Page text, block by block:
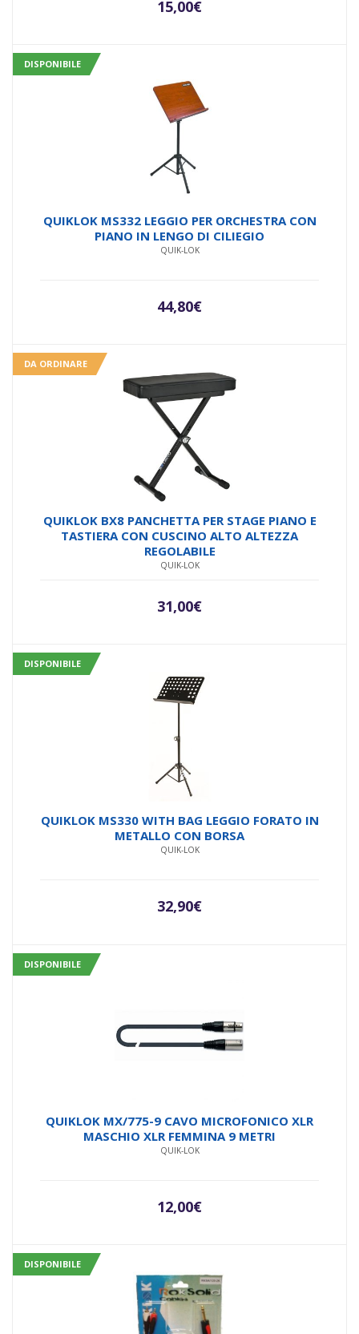
15,00€
DISPONIBILE
QUIKLOK MS332 LEGGIO PER ORCHESTRA CON
PIANO IN LENGO DI CILIEGIO
QUIK-LOK
44,80€
DA ORDINARE
QUIKLOK BX8 PANCHETTA PER STAGE PIANO E
TASTIERA CON CUSCINO ALTO ALTEZZA
REGOLABILE
QUIK-LOK
31,00€
DISPONIBILE
QUIKLOK MS330 WITH BAG LEGGIO FORATO IN
METALLO CON BORSA
QUIK-LOK
32,90€
DISPONIBILE
QUIKLOK MX/775-9 CAVO MICROFONICO XLR
MASCHIO XLR FEMMINA 9 METRI
QUIK-LOK
12,00€
DISPONIBILE